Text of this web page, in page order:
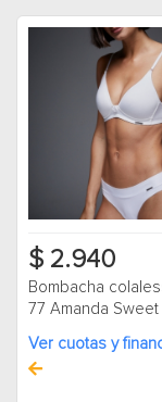
$ 2.940
Bombacha
77 Amanda Sweet
Ver cuotas y